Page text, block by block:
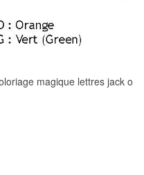
magique lettres jack o